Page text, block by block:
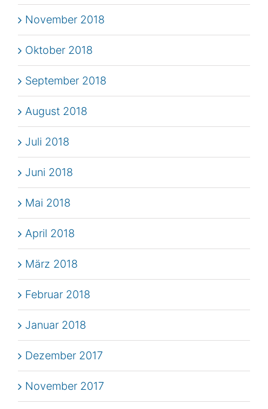
November 2018
Oktober 2018
September 2018
August 2018
Juli 2018
Juni 2018
Mai 2018
April 2018
März 2018
Februar 2018
Januar 2018
Dezember 2017
November 2017